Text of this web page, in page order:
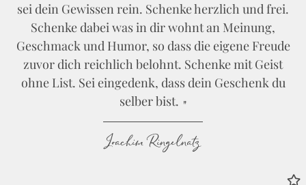
sei dein Gewissen rein. Schenke herzlich und frei.
Schenke dabei was in dir wohnt an Meinung,
Geschmack und Humor, so dass die eigene Freude
zuvor dich reichlich belohnt. Schenke mit Geist
ohne List. Sei eingedenk, dass dein Geschenk du
selber bist.
Joachim Ringelnatz